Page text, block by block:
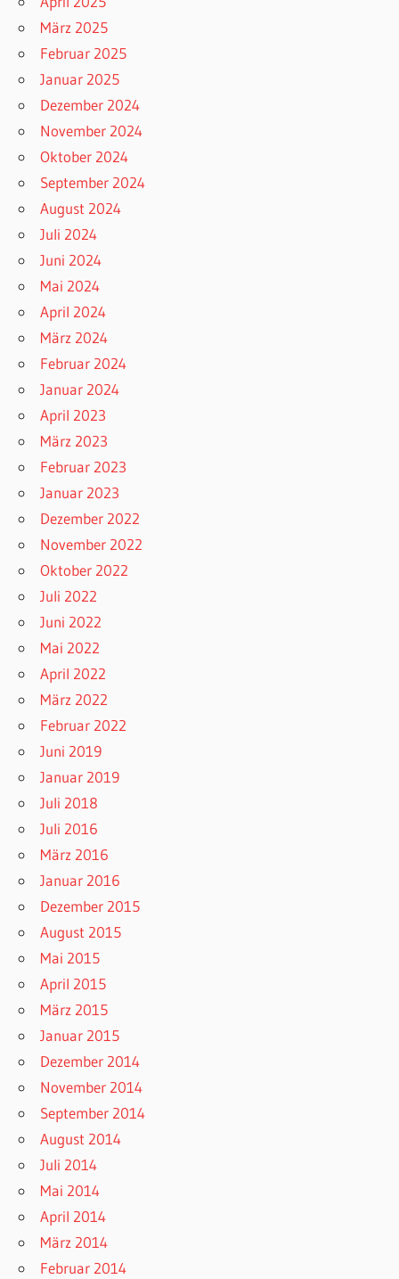
März 2025
Februar 2025
Januar 2025
Dezember 2024
November 2024
Oktober 2024
September 2024
August 2024
Juli 2024
Juni 2024
Mai 2024
April 2024
März 2024
Februar 2024
Januar 2024
April 2023
März 2023
Februar 2023
Januar 2023
Dezember 2022
November 2022
Oktober 2022
Juli 2022
Juni 2022
Mai 2022
April 2022
März 2022
Februar 2022
Juni 2019
Januar 2019
Juli 2018
Juli 2016
März 2016
Januar 2016
Dezember 2015
August 2015
Mai 2015
April 2015
März 2015
Januar 2015
Dezember 2014
November 2014
September 2014
August 2014
Juli 2014
Mai 2014
April 2014
März 2014
Februar 2014